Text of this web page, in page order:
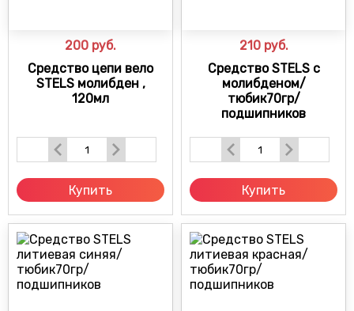
200 руб.
Средство цепи вело
STELS молибден ,
120мл
Купить
210 руб.
Средство STELS с
молибденом/
тюбик70гр/
подшипников
Купить